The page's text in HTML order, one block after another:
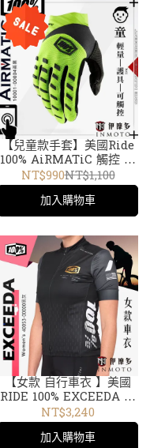
【兒童款手套】美國Ride
100% AiRMATiC 觸控 輕
量騎士防護 透氣TPR護具
10001-0000 黃黑
NT$990NT$1,100
加入購物車
【女款 自行車衣 】美國
RIDE 100% EXCEEDA 萊
卡 公路車衣 碎石車 短袖
40053-00000黑灰
NT$3,240
加入購物車